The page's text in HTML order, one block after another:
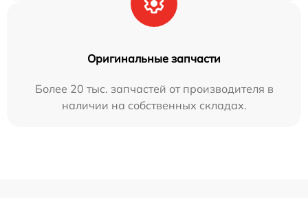
Оригинальные запчасти
Более 20 тыс. запчастей от производителя в
наличии на собственных складах.